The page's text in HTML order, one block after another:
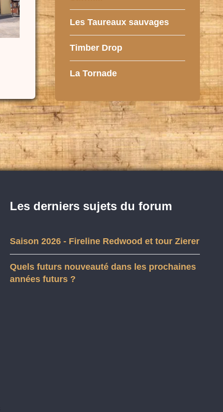
Les Taureaux sauvages
Timber Drop
La Tornade
Les derniers sujets du forum
Saison 2026 - Fireline Redwood et tour Zierer
Quels futurs nouveauté dans les prochaines
années futurs ?